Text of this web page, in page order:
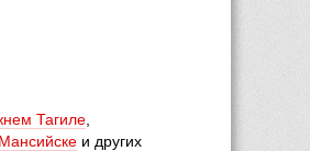
Тагиле
и других